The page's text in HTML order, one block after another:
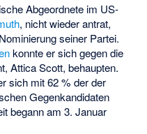
Abgeordnete im US-
, nicht wieder antrat,
seiner Partei.
konnte er sich gegen die
Attica Scott, behaupten.
sich mit 62 % der der
Gegenkandidaten
begann am 3. Januar